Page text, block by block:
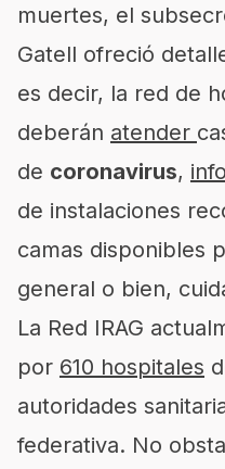
muertes, el
Gatell ofreció
es decir, la red de
deberán atender
de coronavirus,
de instalaciones
camas disponibles
general o bien,
La Red IRAG
por 610 hospitales
autoridades
federativa. No